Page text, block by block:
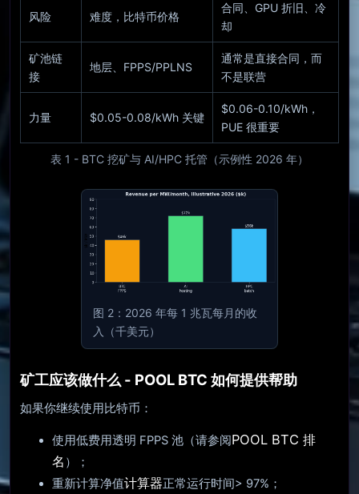
表 1 - BTC 挖矿与 AI/HPC 托管（示例性 2026 年）
风险 难度，比特币价格
合同、GPU 折旧、冷
却
矿池链
接
地层、FPPS/PPLNS
通常是直接合同，而
不是联营
力量 $0.05-0.08/kWh 关键
$0.06-0.10/kWh，
PUE 很重要
图 2：2026 年每 1 兆瓦每月的收
入（千美元）
矿工应该做什么 - POOL BTC 如何提供帮助
如果你继续使用比特币：
使用低费用透明 FPPS 池（请参阅POOL BTC 排
名 ）；
重新计算净值计算器正常运行时间> 97%；